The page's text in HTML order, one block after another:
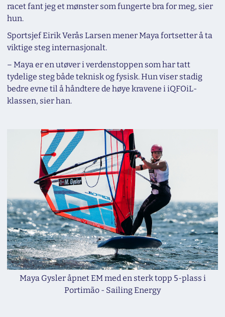
racet fant jeg et mønster som fungerte bra for meg, sier
hun.
Sportsjef Eirik Verås Larsen mener Maya fortsetter å ta
viktige steg internasjonalt.
– Maya er en utøver i verdenstoppen som har tatt
tydelige steg både teknisk og fysisk. Hun viser stadig
bedre evne til å håndtere de høye kravene i iQFOiL-
klassen, sier han.
Maya Gysler åpnet EM med en sterk topp 5-plass i
Portimão - Sailing Energy